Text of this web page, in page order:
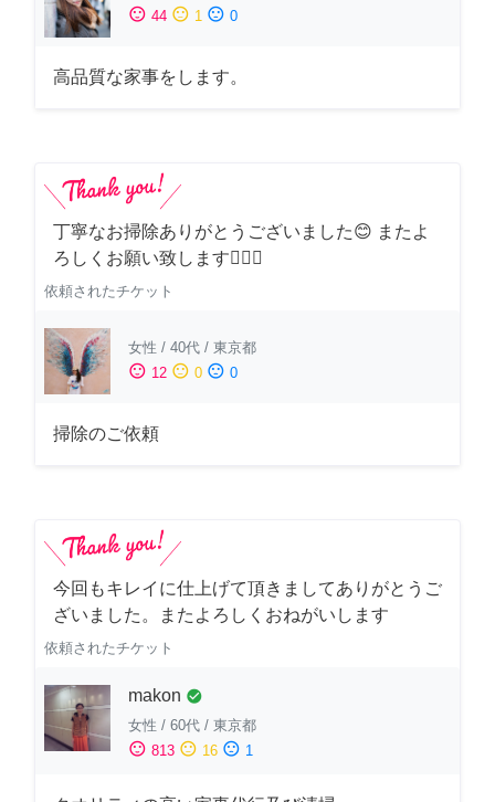
sentiment_satisfied 44 sentiment_neutral 1 sentiment_dissatisfied 0
高品質な家事をします。
丁寧なお掃除ありがとうございました😊 またよ
ろしくお願い致します🙆‍♀️✨
依頼されたチケット
女性 / 40代 / 東京都
sentiment_satisfied 12 sentiment_neutral 0 sentiment_dissatisfied 0
掃除のご依頼
今回もキレイに仕上げて頂きましてありがとうご
ざいました。またよろしくおねがいします
依頼されたチケット
makon check_circle
女性 / 60代 / 東京都
sentiment_satisfied 813 sentiment_neutral 16 sentiment_dissatisfied 1